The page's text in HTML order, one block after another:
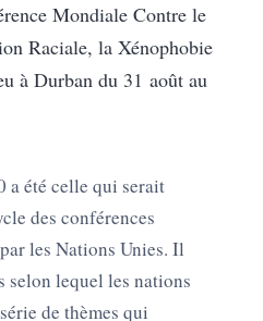
Mondiale Contre le
Raciale, la Xénophobie
à Durban du 31 août au
a été celle qui serait
des conférences
les Nations Unies. Il
selon lequel les nations
de thèmes qui